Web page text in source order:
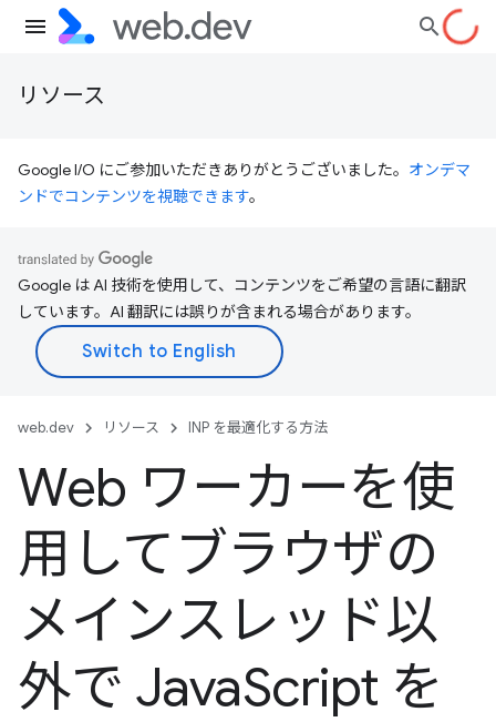
リソース
Google I/O にご参加いただきありがとうございました。 オンデマ
ンドでコンテンツを視聴できます。
Google は AI 技術を使用して、コンテンツをご希望の言語に翻訳
しています。AI 翻訳には誤りが含まれる場合があります。
web.dev リソース INP を最適化する方法
Web ワーカーを使
用してブラウザの
メインスレッド以
外で JavaScript を